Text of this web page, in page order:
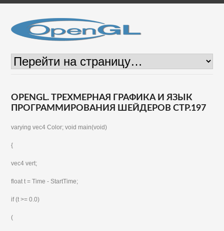
OPENGL. ТРЕХМЕРНАЯ ГРАФИКА И ЯЗЫК
ПРОГРАММИРОВАНИЯ ШЕЙДЕРОВ СТР.197
varying vec4 Color; void main(void)
{
vec4 vert;
float t = Time - StartTime;
if (t >= 0.0)
(